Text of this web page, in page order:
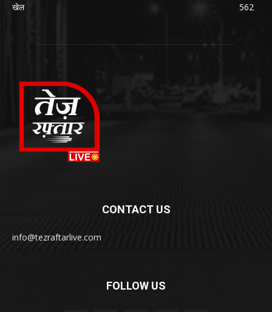
खेल
562
CONTACT US
info@tezraftarlive.com
FOLLOW US